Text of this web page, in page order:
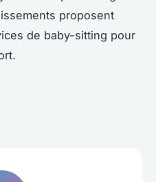
proposent
de baby-sitting pour